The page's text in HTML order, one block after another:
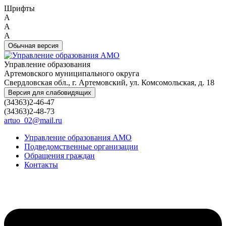
Шрифты
A
A
A
Обычная версия
Управление образования
Артемовского муниципального округа
Свердловская обл., г. Артемовский, ул. Комсомольская, д. 18
Версия для слабовидящих
(34363)2-46-47
(34363)2-48-73
artuo_02@mail.ru
Управление образования АМО
Подведомственные организации
Обращения граждан
Контакты